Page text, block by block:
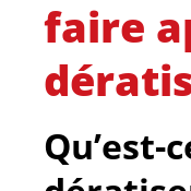
faire
Qu’est-